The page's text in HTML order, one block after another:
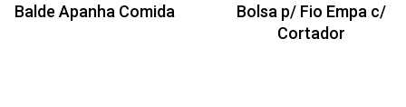
Balde Apanha Comida
Bolsa p/ Fio Empa c/
Cortador